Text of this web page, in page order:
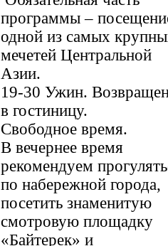
программы –
одной из самых
мечетей Центральной
Азии.
19-30 Ужин.
в гостиницу.
Свободное время.
В вечернее время
рекомендуем
по набережной города,
посетить знаменитую
смотровую площадку
«Байтерек» и